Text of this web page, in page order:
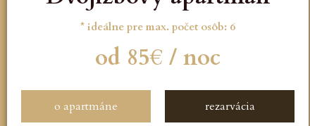
* ideálne pre max. počet osôb: 6
od 85€ / noc
o apartmáne rezarvácia